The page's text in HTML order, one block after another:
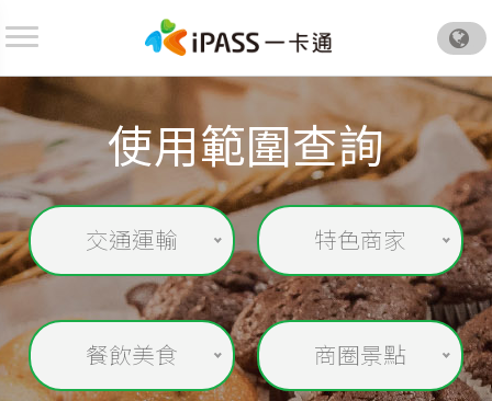
.
使用範圍查詢
交通運輸 特色商家
餐飲美食 商圈景點